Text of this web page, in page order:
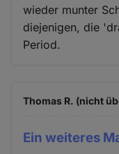
wieder munter
diejenigen, die
Period.
Thomas R. (nicht
Ein weiteres